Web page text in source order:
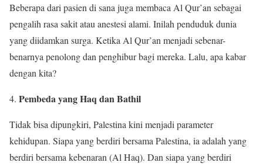
Beberapa dari pasien di sana juga membaca Al Qur’an sebagai
pengalih rasa sakit atau anestesi alami. Inilah penduduk dunia
yang diidamkan surga. Ketika Al Qur’an menjadi sebenar-
benarnya penolong dan penghibur bagi mereka. Lalu, apa kabar
dengan kita?
4. Pembeda yang Haq dan Bathil
Tidak bisa dipungkiri, Palestina kini menjadi parameter
kehidupan. Siapa yang berdiri bersama Palestina, ia adalah yang
berdiri bersama kebenaran (Al Haq). Dan siapa yang berdiri